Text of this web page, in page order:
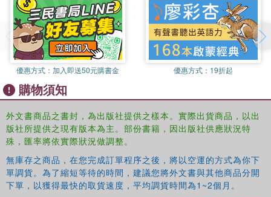
Areas covered include:
Polynomials and polynomial functions;
Geometry, graphs, and symmetry;
Abstract algebra, linear algebra, and solving equations;
Exponential and logarithmic functions;
Complex numbers;
The historical development of the secondary mathematics
curriculum.
優惠方式： 加入即送50元購書金 優惠方式： 19折起
購物須知
外文書商品之書封，為出版社提供之樣本。實際出貨商品，以出
版社所提供之現有版本為主。部份書籍，因出版社供應狀況特
殊，匯率將依實際狀況做調整。
無庫存之商品，在您完成訂單程序之後，將以空運的方式為你下
單調貨。為了縮短等待的時間，建議您將外文書與其他商品分開
下單，以獲得最快的取貨速度，平均調貨時間為1~2個月。